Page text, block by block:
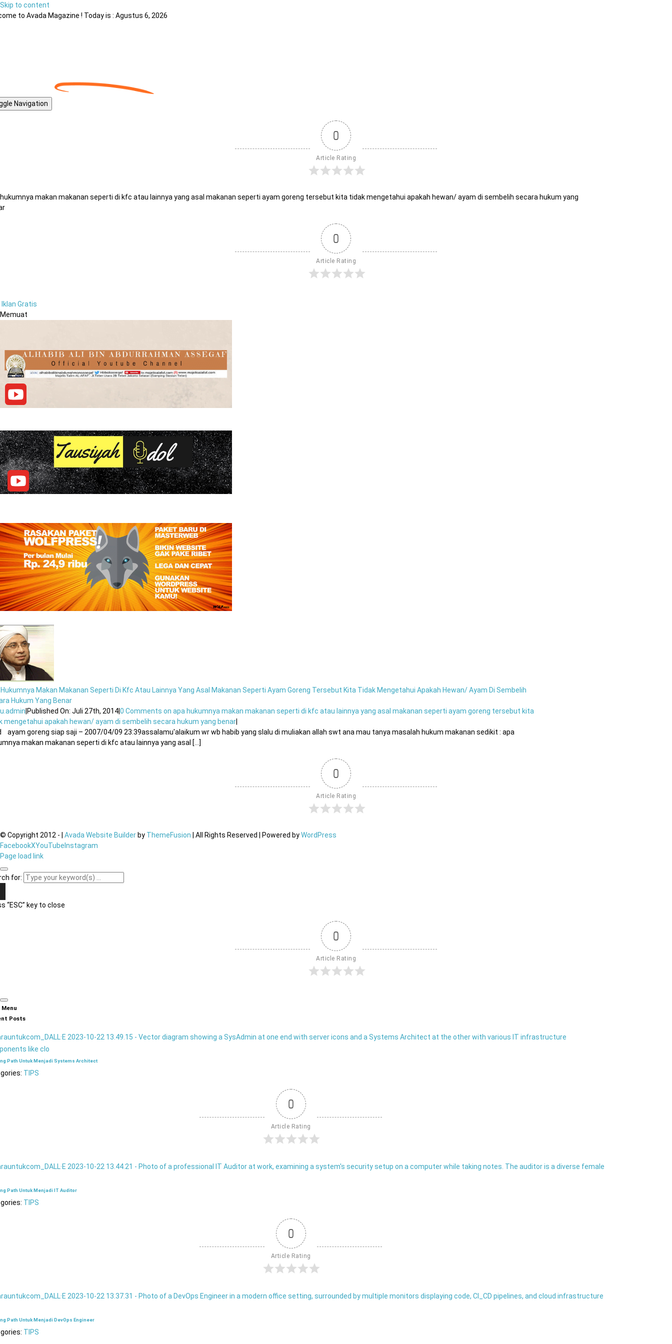
Skip to content
to Avada Magazine ! Today is : Agustus 6, 2026
Navigation
0
Article Rating
makan makanan seperti di kfc atau lainnya yang asal makanan seperti ayam goreng tersebut kita tidak mengetahui apakah hewan/ ayam di sembelih secara hukum yang
0
Article Rating
Iklan Gratis
Memuat
Makan Makanan Seperti Di Kfc Atau Lainnya Yang Asal Makanan Seperti Ayam Goreng Tersebut Kita Tidak Mengetahui Apakah Hewan/ Ayam Di Sembelih
Hukum Yang Benar
Published On: Juli 27th, 2014|0 Comments on apa hukumnya makan makanan seperti di kfc atau lainnya yang asal makanan seperti ayam goreng tersebut kita
mengetahui apakah hewan/ ayam di sembelih secara hukum yang benar
ayam goreng siap saji – 2007/04/09 23:39assalamu'alaikum wr wb habib yang slalu di muliakan allah swt ana mau tanya masalah hukum makanan sedikit : apa
makan makanan seperti di kfc atau lainnya yang asal [...]
0
Article Rating
© Copyright 2012 - Avada Website Builder by ThemeFusion | All Rights Reserved | Powered byWordPress
FacebookXYouTube Instagram
Page load link
for:
“ESC” key to close
0
Article Rating
Menu
Posts
Path Untuk Menjadi Systems Architect
TIPS
0
Article Rating
Path Untuk Menjadi IT Auditor
TIPS
0
Article Rating
Path Untuk Menjadi DevOps Engineer
TIPS